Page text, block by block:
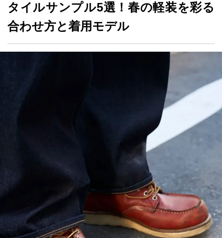
タイルサンプル5選！春の軽装を彩る
合わせ方と着用モデル